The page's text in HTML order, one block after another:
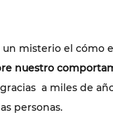
misterio el cómo
nuestro
a miles de
personas.